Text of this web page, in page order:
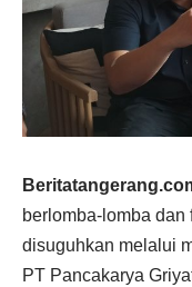
berlomba-lomba
disuguhkan melalui
PT Pancakarya